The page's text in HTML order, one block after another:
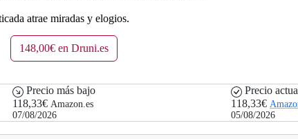
atrae miradas y elogios.
148,00€ en Druni.es
Precio más bajo
118,33€ Amazon.es
07/08/2026
Precio
118,33€
05/08/2026